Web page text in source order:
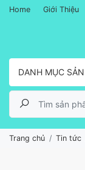
menu
Home Giới Thiệu
DANH MỤC
Trang chủ Tin tức